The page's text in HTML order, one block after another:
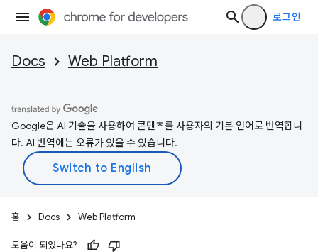
로그인
Docs Web Platform
Google은 AI 기술을 사용하여 콘텐츠를 사용자의 기본 언어로 번역합니
다. AI 번역에는 오류가 있을 수 있습니다.
홈 Docs Web Platform
도움이 되었나요?